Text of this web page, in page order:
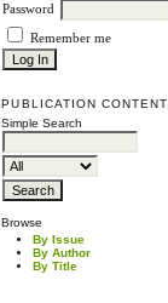
Password
Remember me
PUBLICATION CONTENT
Simple Search
Browse
By Issue
By Author
By Title